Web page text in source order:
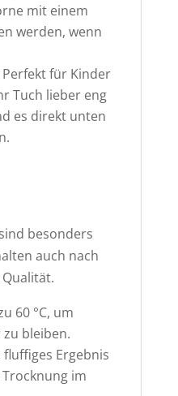
mit einem
werden, wenn
Perfekt für Kinder
Tuch lieber eng
es direkt unten
besonders
auch nach
60 °C, um
bleiben.
Ergebnis
im